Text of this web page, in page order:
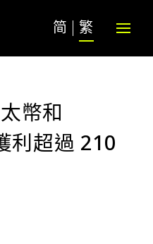
简 繁
幣和
利超過 210